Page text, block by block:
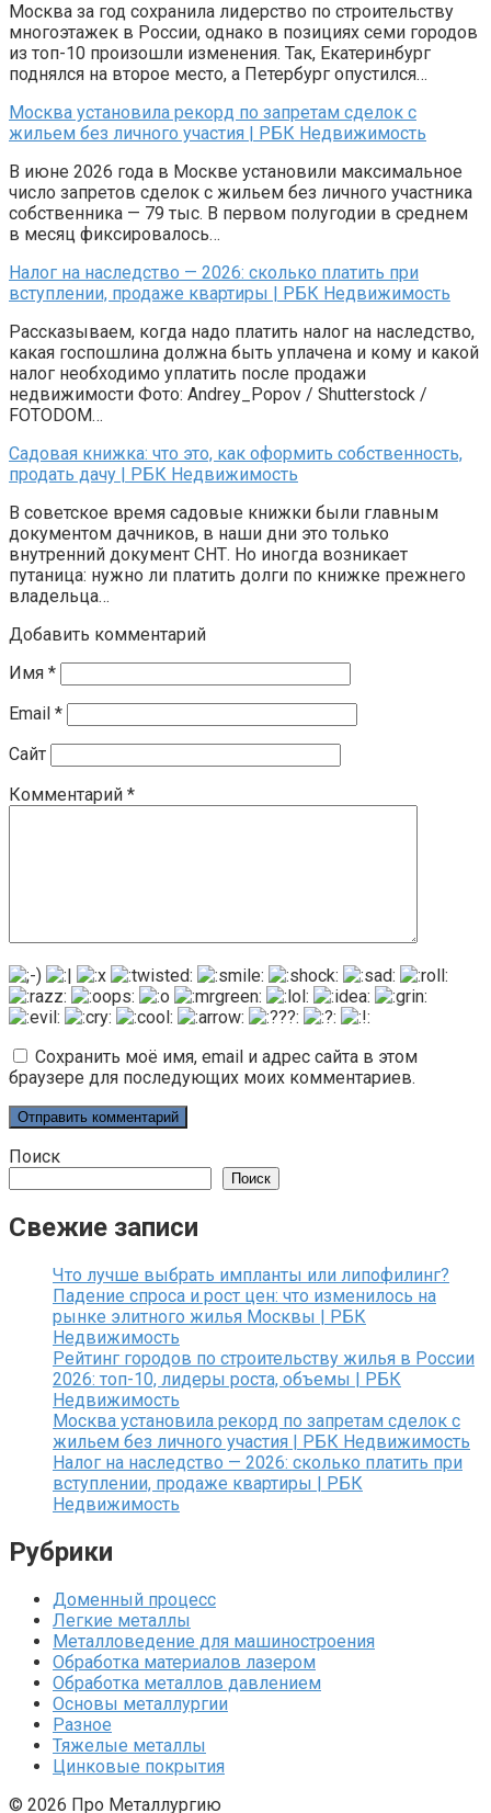
Москва за год сохранила лидерство по строительству
многоэтажек в России, однако в позициях семи городов
из топ-10 произошли изменения. Так, Екатеринбург
поднялся на второе место, а Петербург опустился…
Москва установила рекорд по запретам сделок с
жильем без личного участия | РБК Недвижимость
В июне 2026 года в Москве установили максимальное
число запретов сделок с жильем без личного участника
собственника — 79 тыс. В первом полугодии в среднем
в месяц фиксировалось…
Налог на наследство — 2026: сколько платить при
вступлении, продаже квартиры | РБК Недвижимость
Рассказываем, когда надо платить налог на наследство,
какая госпошлина должна быть уплачена и кому и какой
налог необходимо уплатить после продажи
недвижимости Фото: Andrey_Popov / Shutterstock /
FOTODOM…
Садовая книжка: что это, как оформить собственность,
продать дачу | РБК Недвижимость
В советское время садовые книжки были главным
документом дачников, в наши дни это только
внутренний документ СНТ. Но иногда возникает
путаница: нужно ли платить долги по книжке прежнего
владельца…
Добавить комментарий
Имя *
Email *
Сайт
Комментарий *
Сохранить моё имя, email и адрес сайта в этом
браузере для последующих моих комментариев.
Поиск
Поиск
Свежие записи
Что лучше выбрать импланты или липофилинг?
Падение спроса и рост цен: что изменилось на
рынке элитного жилья Москвы | РБК
Недвижимость
Рейтинг городов по строительству жилья в России
2026: топ-10, лидеры роста, объемы | РБК
Недвижимость
Москва установила рекорд по запретам сделок с
жильем без личного участия | РБК Недвижимость
Налог на наследство — 2026: сколько платить при
вступлении, продаже квартиры | РБК
Недвижимость
Рубрики
Доменный процесс
Легкие металлы
Металловедение для машиностроения
Обработка материалов лазером
Обработка металлов давлением
Основы металлургии
Разное
Тяжелые металлы
Цинковые покрытия
© 2026 Про Металлургию